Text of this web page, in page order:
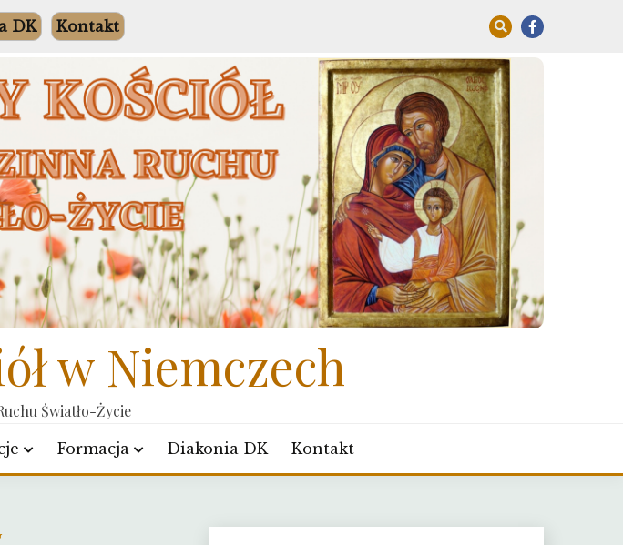
DK Kontakt
w Niemczech
Światło-Życie
Formacja Diakonia DK Kontakt